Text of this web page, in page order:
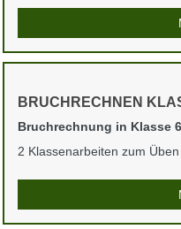
BRUCHRECHNEN
Bruchrechnung in Klasse
2 Klassenarbeiten zum Üben